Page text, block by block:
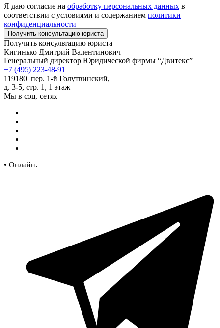
Я даю согласие на обработку персональных данных в
соответствии с условиями и содержанием политики
конфиденциальности
Получить консультацию юриста
Кигинько Дмитрий Валентинович
Генеральный директор Юридической фирмы “Двитекс”
+7 (495) 223-48-91
119180, пер. 1-й Голутвинский,
д. 3-5, стр. 1, 1 этаж
Мы в соц. сетях
• Онлайн: